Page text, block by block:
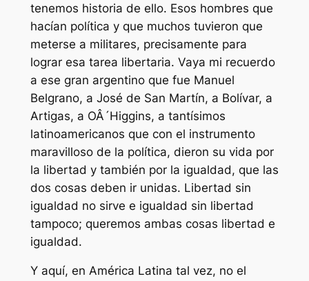
tenemos historia de ello. Esos hombres que
hacían política y que muchos tuvieron que
meterse a militares, precisamente para
lograr esa tarea libertaria. Vaya mi recuerdo
a ese gran argentino que fue Manuel
Belgrano, a José de San Martín, a Bolívar, a
Artigas, a OÂ´Higgins, a tantísimos
latinoamericanos que con el instrumento
maravilloso de la política, dieron su vida por
la libertad y también por la igualdad, que las
dos cosas deben ir unidas. Libertad sin
igualdad no sirve e igualdad sin libertad
tampoco; queremos ambas cosas libertad e
igualdad.
Y aquí, en América Latina tal vez, no el